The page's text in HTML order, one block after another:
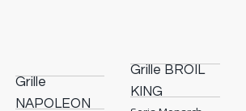
Grille
NAPOLEON
Grille BROIL
KING